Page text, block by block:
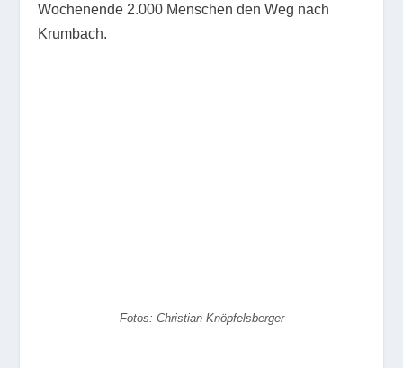
Wochenende 2.000 Menschen den Weg nach
Krumbach.
Fotos: Christian Knöpfelsberger